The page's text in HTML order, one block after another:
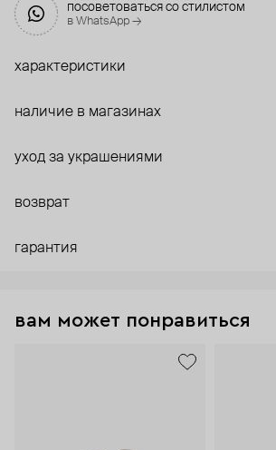
посоветоваться со стилистом
в WhatsApp →
характеристики
наличие в магазинах
уход за украшениями
возврат
гарантия
вам может понравиться